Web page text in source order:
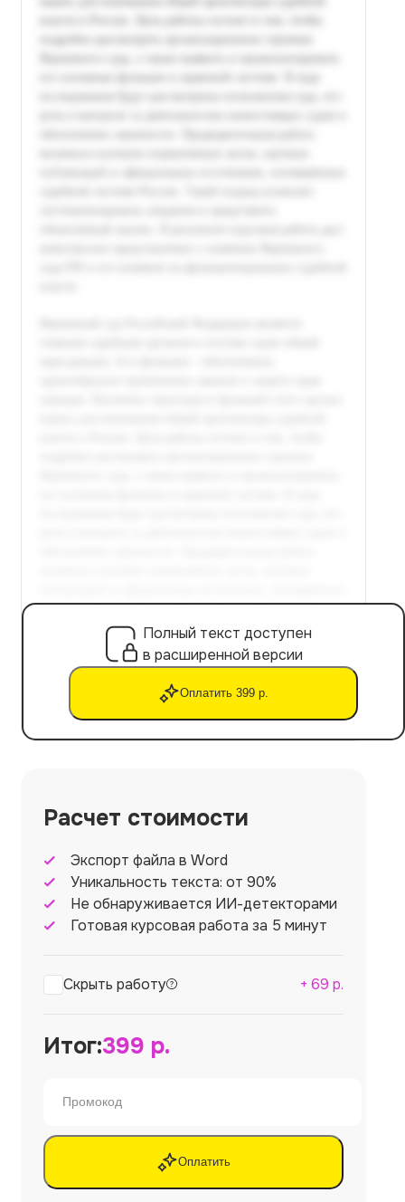
Полный текст доступен
в расширенной версии
Оплатить 399 р.
Расчет стоимости
Экспорт файла в Word
Уникальность текста: от 90%
Не обнаруживается ИИ-детекторами
Готовая курсовая работа за 5 минут
Скрыть работу + 69 р.
Итог:399 р.
Оплатить